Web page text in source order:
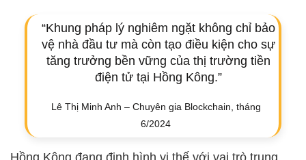
“Khung pháp lý nghiêm ngặt không chỉ bảo
vệ nhà đầu tư mà còn tạo điều kiện cho sự
tăng trưởng bền vững của thị trường tiền
điện tử tại Hồng Kông.”
Lê Thị Minh Anh – Chuyên gia Blockchain, tháng
6/2024
Hồng Kông đang định hình vị thế với vai trò trung